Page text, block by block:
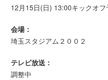
12月15日(日) 13:00キックオフ
会場：
埼玉スタジアム２００２
テレビ放送：
調整中